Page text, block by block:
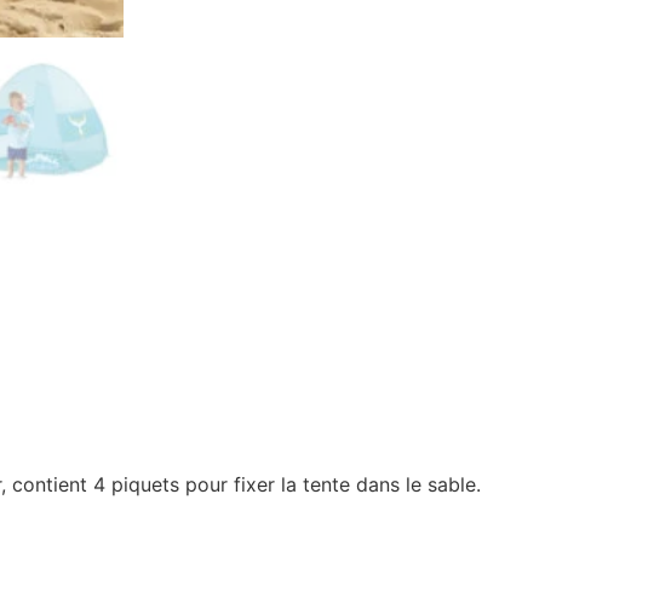
contient 4 piquets pour fixer la tente dans le sable.